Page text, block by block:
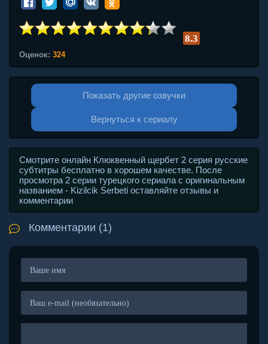
8.3
Оценок: 324
Показать другие озвучки
Вернуться к сериалу
Смотрите онлайн Клюквенный щербет 2 серия русские
субтитры бесплатно в хорошем качестве. После
просмотра 2 серии турецкого сериала с оригинальным
названием - Kizilcik Serbeti оставляйте отзывы и
комментарии
Комментарии (1)